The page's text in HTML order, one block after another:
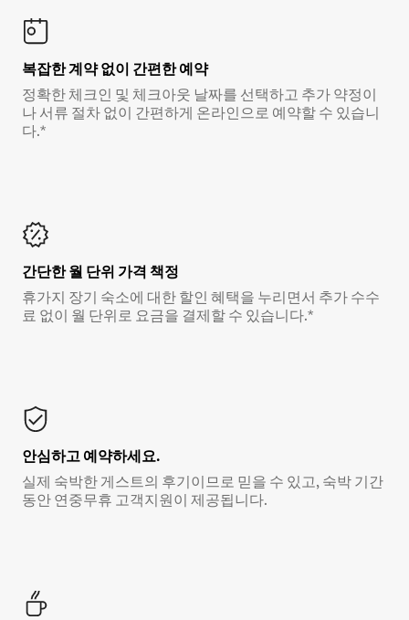
복잡한 계약 없이 간편한 예약
정확한 체크인 및 체크아웃 날짜를 선택하고 추가 약정이
나 서류 절차 없이 간편하게 온라인으로 예약할 수 있습니
다.*
간단한 월 단위 가격 책정
휴가지 장기 숙소에 대한 할인 혜택을 누리면서 추가 수수
료 없이 월 단위로 요금을 결제할 수 있습니다.*
안심하고 예약하세요.
실제 숙박한 게스트의 후기이므로 믿을 수 있고, 숙박 기간
동안 연중무휴 고객지원이 제공됩니다.